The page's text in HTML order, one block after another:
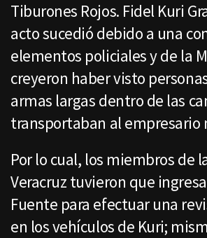
Tiburones Rojos. Fidel Kuri
acto sucedió debido a una
elementos policiales y de la
creyeron haber visto
armas largas dentro de las
transportaban al empresario
Por lo cual, los miembros de
Veracruz tuvieron que
Fuente para efectuar una
en los vehículos de Kuri;